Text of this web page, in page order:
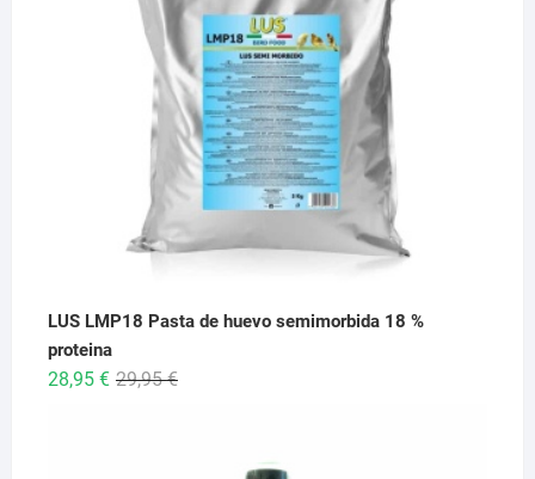
26,95 €
LUS LMP18 Pasta de huevo semimorbida 18 %
proteina
29,95€El
28,95 €
El